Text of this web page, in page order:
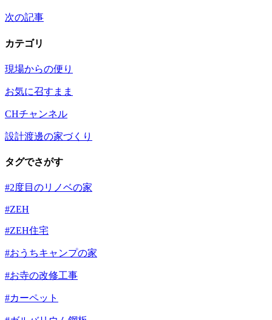
次の記事
カテゴリ
現場からの便り
お気に召すまま
CHチャンネル
設計渡邊の家づくり
タグでさがす
#2度目のリノベの家
#ZEH
#ZEH住宅
#おうちキャンプの家
#お寺の改修工事
#カーペット